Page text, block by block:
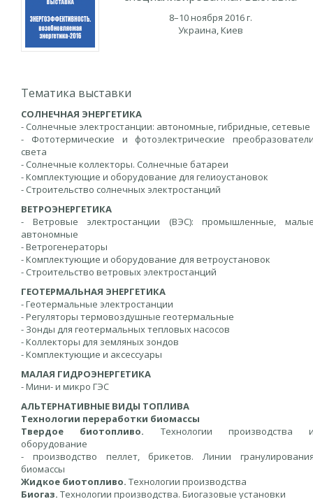
8–10 ноября 2016 г.
Украина, Киев
Тематика выставки
СОЛНЕЧНАЯ ЭНЕРГЕТИКА
- Солнечные электростанции: автономные, гибридные, сетевые
- Фототермические и фотоэлектрические
света
- Солнечные коллекторы. Солнечные батареи
- Комплектующие и оборудование для гелиоустановок
- Строительство солнечных электростанций
ВЕТРОЭНЕРГЕТИКА
- Ветровые электростанции (ВЭС): промышленные,
автономные
- Ветрогенераторы
- Комплектующие и оборудование для ветроустановок
- Строительство ветровых электростанций
ГЕОТЕРМАЛЬНАЯ ЭНЕРГЕТИКА
- Геотермальные электростанции
- Регуляторы термовоздушные геотермальные
- Зонды для геотермальных тепловых насосов
- Коллекторы для земляных зондов
- Комплектующие и аксессуары
МАЛАЯ ГИДРОЭНЕРГЕТИКА
- Мини- и микро ГЭС
АЛЬТЕРНАТИВНЫЕ ВИДЫ ТОПЛИВА
Технологии переработки биомассы
Твердое биотопливо. Технологии производства
оборудование
- производство пеллет, брикетов. Линии
биомассы
Жидкое биотопливо. Технологии производства
Биогаз. Технологии производства. Биогазовые установки